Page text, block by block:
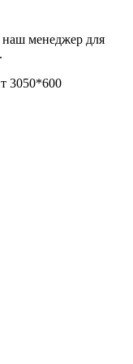
менеджер для
3050*600